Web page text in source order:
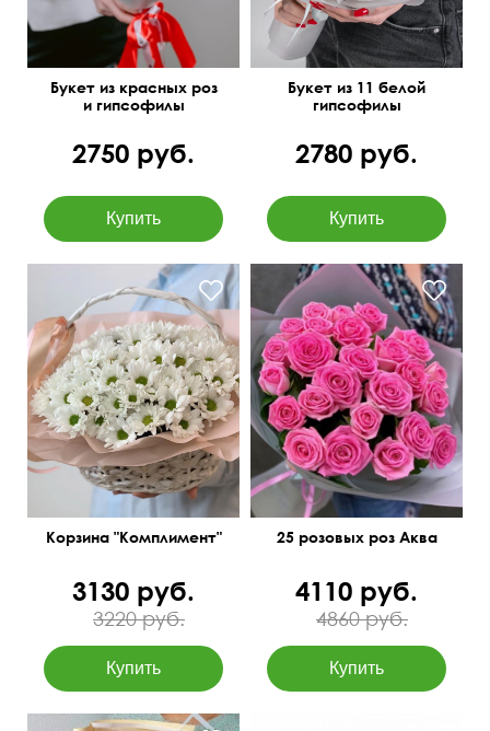
Букет из красных роз
и гипсофилы
2750 руб.
Букет из 11 белой
гипсофилы
2780 руб.
30 см 40 см
Корзина "Комплимент"
3130 руб.
3220 руб.
50 см 30 см
25 розовых роз Аква
4110 руб.
4860 руб.